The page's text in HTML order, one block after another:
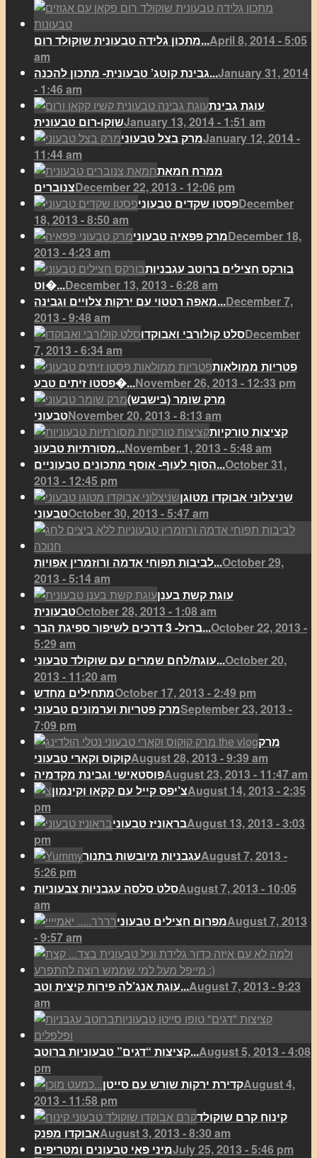
מתכון גלידה טבעונית שוקולד רום...April 8, 2014 - 5:05
am
גבינת קוטג’ טבעונית- מתכון להכנה...January 31, 2014
- 1:46 am
עוגת גבינת
שוקו-רום טבעוניתJanuary 13, 2014 - 1:51 am
מרק בצל טבעוניJanuary 12, 2014 -
11:44 am
ממרח חמאת
צנובריםDecember 22, 2013 - 12:06 pm
פסטו שקדים טבעוניDecember
18, 2013 - 8:50 am
מרק פפאיה טבעוניDecember 18,
2013 - 4:23 am
בורקס חצילים ברוטב עגבניות
וט�...December 13, 2013 - 6:28 am
מאפה רטטוי עם ירקות צלויים וגבינה...December 7,
2013 - 9:48 am
סלט קולורבי ואבוקדוDecember
7, 2013 - 6:34 am
פטריות ממולאות
פסטו זיתים טבע�...November 26, 2013 - 12:33 pm
מרק שומר (בישבש)
טבעוניNovember 20, 2013 - 8:13 am
קציצות טורקיות
מסורתיות טבעונ...November 1, 2013 - 5:48 am
הסוף לעוף- אוסף מתכונים טבעוניים...October 31,
2013 - 12:45 pm
שניצלוני אבוקדו מטוגן
טבעוניOctober 30, 2013 - 5:47 am
לביבות תפוחי אדמה ורוזמרין אפויות...October 29,
2013 - 5:14 am
עוגת קשת בענן
טבעוניתOctober 28, 2013 - 1:08 am
ברזל- 3 דרכים לשיפור ספיגת הבר...October 22, 2013 -
5:29 am
עוגת/לחם שמרים עם שוקולד טבעוני...October 20,
2013 - 11:20 am
מתחילים מחדשOctober 17, 2013 - 2:49 pm
מרק פטריות וערמונים טבעוניSeptember 23, 2013 -
7:09 pm
מרק
קוקוס וקארי טבעוניAugust 28, 2013 - 9:39 am
פוסטאישי וגבינת מקדמיהAugust 23, 2013 - 11:47 am
צ’יפס קייל עם קקאו וקינמוןAugust 14, 2013 - 2:35
pm
בראוניז טבעוניAugust 13, 2013 - 3:03
pm
עגבניות מיובשות בתנורAugust 7, 2013 -
5:26 pm
סלט סלסה עגבניות צבעוניותAugust 7, 2013 - 10:05
am
מפרום חצילים טבעוניAugust 7, 2013
- 9:57 am
עוגת אנג’לה פירות קיצית וטב...August 7, 2013 - 9:23
am
קציצות “דגים” טבעוניות ברוטב...August 5, 2013 - 4:08
pm
קדירת ירקות שורש עם סייטןAugust 4,
2013 - 11:58 pm
קינוח קרם שוקולד
אבוקדו מפנקAugust 3, 2013 - 8:30 am
מיני פאי טבעונים ומטריפיםJuly 25, 2013 - 5:46 pm